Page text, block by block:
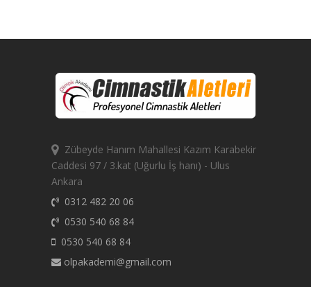
Zübeyde Hanım Mahallesi Kazım Karabekir
Caddesi 97 / 3.kat (Uğurlu İş hanı) - Ulus
Ankara
0312 482 20 06
0530 540 68 84
0530 540 68 84
olpakademi@gmail.com